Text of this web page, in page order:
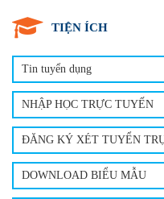
TIỆN ÍCH
Tin tuyển dụng
NHẬP HỌC TRỰC TUYẾN
ĐĂNG KÝ XÉT TUYỂN
DOWNLOAD BIỂU MẪU